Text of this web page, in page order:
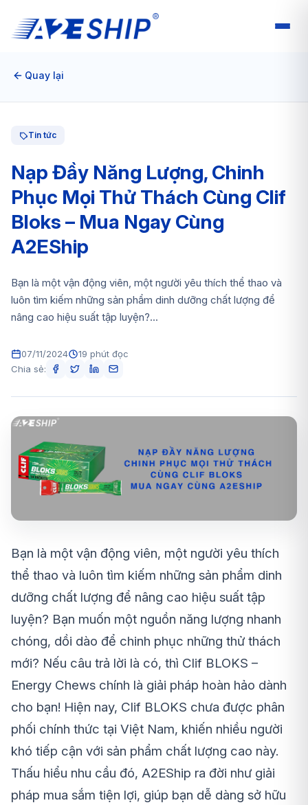
Quay lại
Tin tức
Nạp Đầy Năng Lượng, Chinh
Phục Mọi Thử Thách Cùng Clif
Bloks – Mua Ngay Cùng
A2EShip
Bạn là một vận động viên, một người yêu thích thể thao và
luôn tìm kiếm những sản phẩm dinh dưỡng chất lượng để
nâng cao hiệu suất tập luyện?...
07/11/2024
19 phút đọc
Chia sẻ:
Bạn là một vận động viên, một người yêu thích
thể thao và luôn tìm kiếm những sản phẩm dinh
dưỡng chất lượng để nâng cao hiệu suất tập
luyện? Bạn muốn một nguồn năng lượng nhanh
chóng, dồi dào để chinh phục những thử thách
mới? Nếu câu trả lời là có, thì Clif BLOKS –
Energy Chews chính là giải pháp hoàn hảo dành
cho bạn! Hiện nay, Clif BLOKS chưa được phân
phối chính thức tại Việt Nam, khiến nhiều người
khó tiếp cận với sản phẩm chất lượng cao này.
Thấu hiểu nhu cầu đó, A2EShip ra đời như giải
pháp mua sắm tiện lợi, giúp bạn dễ dàng sở hữu